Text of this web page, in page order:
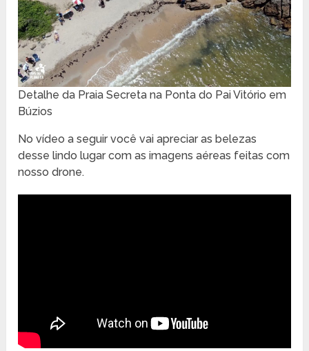
Detalhe da Praia Secreta na Ponta do Pai Vitório em
Búzios
No vídeo a seguir você vai apreciar as belezas
desse lindo lugar com as imagens aéreas feitas com
nosso drone.